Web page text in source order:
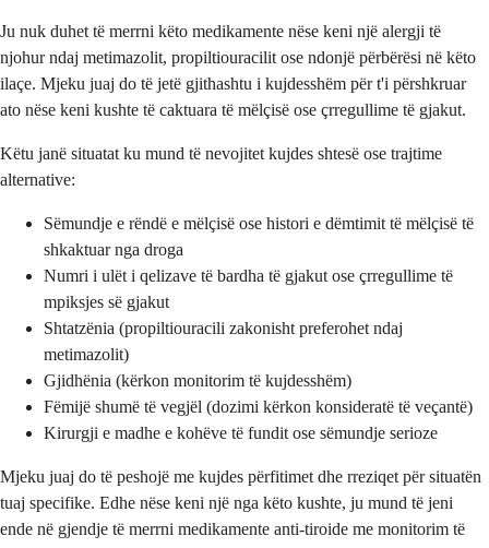
Ju nuk duhet të merrni këto medikamente nëse keni një alergji të
njohur ndaj metimazolit, propiltiouracilit ose ndonjë përbërësi në këto
ilaçe. Mjeku juaj do të jetë gjithashtu i kujdesshëm për t'i përshkruar
ato nëse keni kushte të caktuara të mëlçisë ose çrregullime të gjakut.
Këtu janë situatat ku mund të nevojitet kujdes shtesë ose trajtime
alternative:
Sëmundje e rëndë e mëlçisë ose histori e dëmtimit të mëlçisë të
shkaktuar nga droga
Numri i ulët i qelizave të bardha të gjakut ose çrregullime të
mpiksjes së gjakut
Shtatzënia (propiltiouracili zakonisht preferohet ndaj
metimazolit)
Gjidhënia (kërkon monitorim të kujdesshëm)
Fëmijë shumë të vegjël (dozimi kërkon konsideratë të veçantë)
Kirurgji e madhe e kohëve të fundit ose sëmundje serioze
Mjeku juaj do të peshojë me kujdes përfitimet dhe rreziqet për situatën
tuaj specifike. Edhe nëse keni një nga këto kushte, ju mund të jeni
ende në gjendje të merrni medikamente anti-tiroide me monitorim të